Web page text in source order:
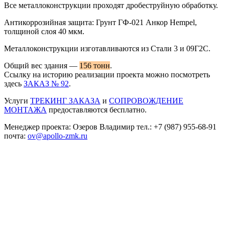
Все металлоконструкции проходят дробеструйную обработку.
Антикоррозийная защита: Грунт ГФ-021 Анкор Hempel,
толщиной слоя 40 мкм.
Металлоконструкции изготавливаются из Стали 3 и 09Г2С.
Общий вес здания — 156 тонн.
Ссылку на историю реализации проекта можно посмотреть
здесь ЗАКАЗ № 92.
Услуги ТРЕКИНГ ЗАКАЗА и СОПРОВОЖДЕНИЕ
МОНТАЖА предоставляются бесплатно.
Менеджер проекта: Озеров Владимир тел.: +7 (987) 955-68-91
почта: ov@apollo-zmk.ru